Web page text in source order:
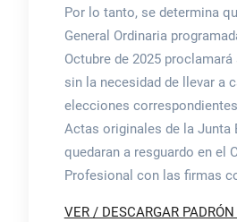
Por lo tanto, se determina
General Ordinaria
Octubre de 2025
sin la necesidad de llevar a
elecciones
Actas originales de la Junta
quedaran a resguardo en el
Profesional con las firmas
VER / DESCARGAR